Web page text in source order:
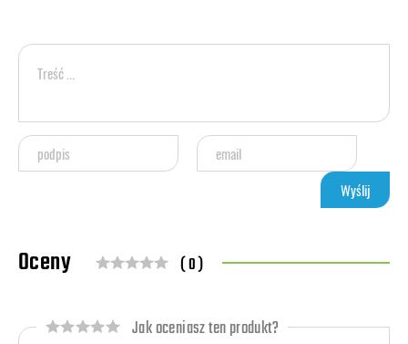
Oceny ( 0 )
Jak oceniasz ten produkt?